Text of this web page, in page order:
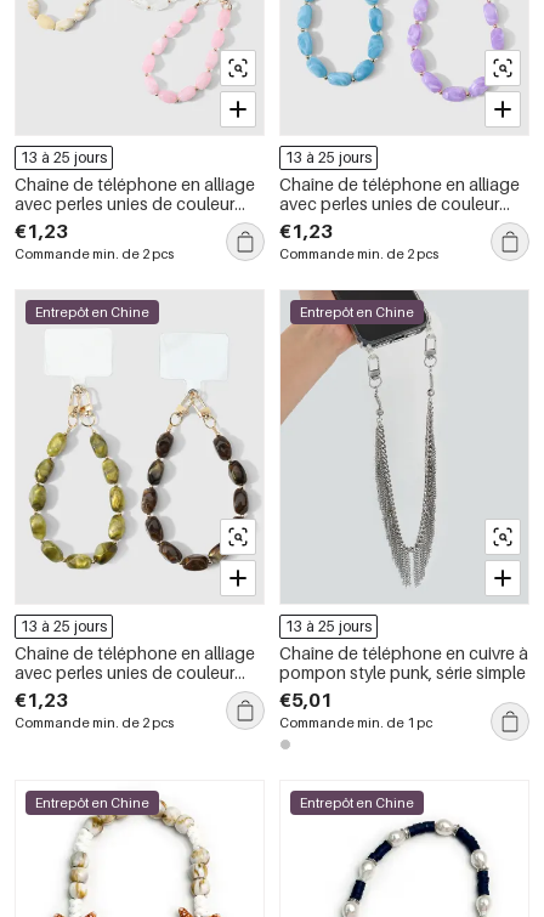
13 à 25 jours
Chaîne de téléphone en alliage
avec perles unies de couleur
unie, série simple.
€1,23
Commande min. de 2 pcs
13 à 25 jours
Chaîne de téléphone en alliage
avec perles unies de couleur
unie, série simple.
€1,23
Commande min. de 2 pcs
Entrepôt en Chine
13 à 25 jours
Chaîne de téléphone en alliage
avec perles unies de couleur
unie, série simple.
€1,23
Commande min. de 2 pcs
Entrepôt en Chine
13 à 25 jours
Chaîne de téléphone en cuivre à
pompon style punk, série simple
€5,01
Commande min. de 1 pc
Entrepôt en Chine Entrepôt en Chine